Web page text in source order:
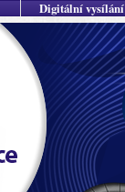
Digitální vysílání